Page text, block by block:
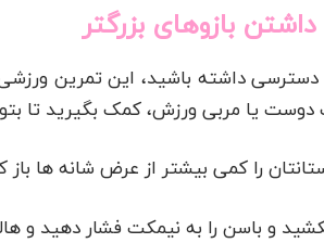
داشته باشید، این تمرین
یا مربی ورزش، کمک بگیرید تا
را کمی بیشتر از عرض شانه ها
و باسن را به نیمکت فشار دهید و